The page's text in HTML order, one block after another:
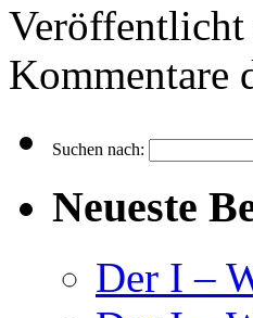
Veröffentlicht
Kommentare
Suchen nach:
Neueste
Der I –